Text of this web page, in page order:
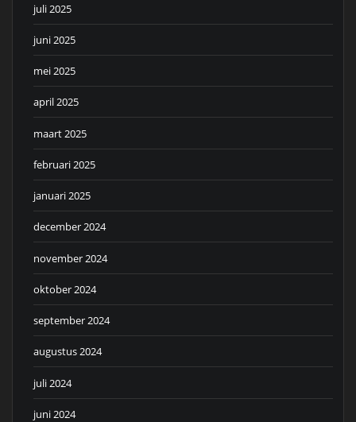
juli 2025
juni 2025
mei 2025
april 2025
maart 2025
februari 2025
januari 2025
december 2024
november 2024
oktober 2024
september 2024
augustus 2024
juli 2024
juni 2024